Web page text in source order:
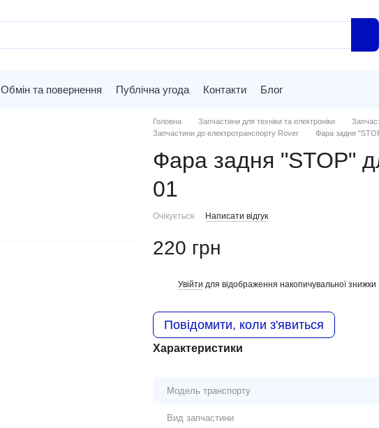
Обмін та повернення Публічна угода Контакти Блог
Головна Запчастини для техніки та електроніки
Запчастини до електротранспорту Rover
Фара задня
Фара задня "STOP"
01
Очікується Написати відгук
220 грн
Увійти для відображення накопичувальної знижки
Повідомити, коли з'явиться
Характеристики
Модель транспорту
Вид запчастини